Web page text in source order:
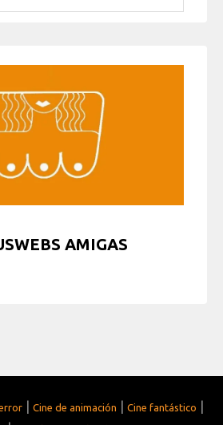
AMIGAS
| Cine de animación | Cine fantástico |